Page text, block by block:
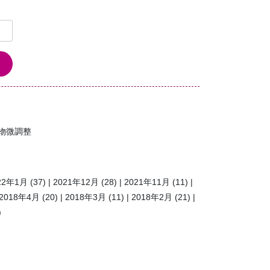
微調整
年1月 (37) 2021年12月 (28) 2021年11月 (11)
2018年4月 (20) 2018年3月 (11) 2018年2月 (21)